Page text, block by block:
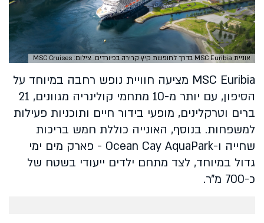
אוניית MSC Euribia בדרך לחופשת קיץ קרירה בפיורדים. צילום: MSC Cruises
MSC Euribia מציעה חוויית נופש רחבה במיוחד על
הסיפון, עם יותר מ-10 מתחמי קולינריה מגוונים, 21
ברים וטרקלינים, מופעי בידור חיים ותוכניות פעילות
למשפחות. בנוסף, האונייה כוללת חמש בריכות
שחייה ו-Ocean Cay AquaPark - פארק מים ימי
גדול במיוחד, לצד מתחם ילדים ייעודי בשטח של
כ-700 מ״ר.